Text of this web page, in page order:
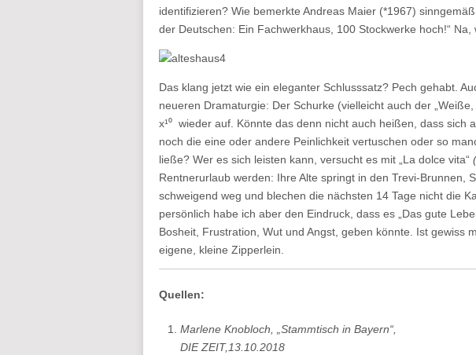
identifizieren? Wie bemerkte Andreas Maier (*1967)
der Deutschen: Ein Fachwerkhaus, 100 Stockwerke hoch!“ Na,
Das klang jetzt wie ein eleganter Schlusssatz? Pech gehabt.
neueren Dramaturgie: Der Schurke (vielleicht auch der
x¹⁰ wieder auf. Könnte das denn nicht auch heißen, dass sich
noch die eine oder andere Peinlichkeit vertuschen oder so
ließe? Wer es sich leisten kann, versucht es mit „La dolce vita“
Rentnerurlaub werden: Ihre Alte springt in den Trevi-Brunnen,
schweigend weg und blechen die nächsten 14 Tage nicht die
persönlich habe ich aber den Eindruck, dass es „Das gute
Bosheit, Frustration, Wut und Angst, geben könnte. Ist gewiss
eigene, kleine Zipperlein.
Quellen:
Marlene Knobloch, „Stammtisch in Bayern“,
DIE ZEIT,13.10.2018